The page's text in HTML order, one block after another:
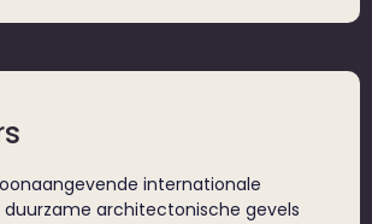
internationale
duurzame architectonische gevels